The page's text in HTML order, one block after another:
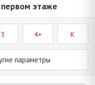
этаже
3 4+ K
параметры